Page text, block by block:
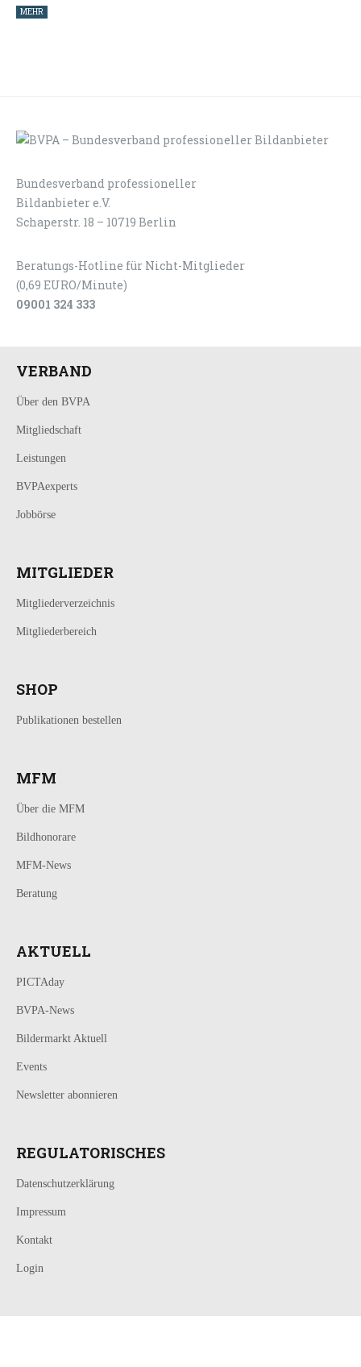
MEHR
Bundesverband professioneller
Bildanbieter e.V.
Schaperstr. 18 – 10719 Berlin
Beratungs-Hotline für Nicht-Mitglieder
(0,69 EURO/Minute)
09001 324 333
VERBAND
Über den BVPA
Mitgliedschaft
Leistungen
BVPAexperts
Jobbörse
MITGLIEDER
Mitgliederverzeichnis
Mitgliederbereich
SHOP
Publikationen bestellen
MFM
Über die MFM
Bildhonorare
MFM-News
Beratung
AKTUELL
PICTAday
BVPA-News
Bildermarkt Aktuell
Events
Newsletter abonnieren
REGULATORISCHES
Datenschutzerklärung
Impressum
Kontakt
Login